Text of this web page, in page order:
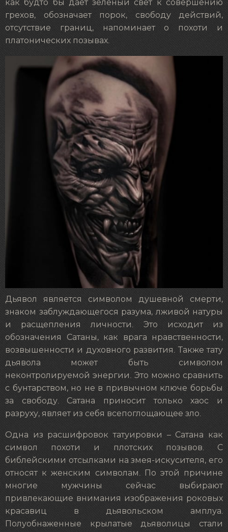
как будто бы дает зеленый свет к совершению
грехов, обозначает порок, свободу действий,
отсутствие границ, напоминает о похоти и
платонических позывах.
Дьявол является символом душевной смерти,
знаком заблуждающегося разума, лживой натуры
и расщепления личности. Это исходит из
обозначения Сатаны, как врага нравственности,
возвышенности и духовного развития. Также тату
дьявола может быть символом
неконтролируемой энергии. Это можно сравнить
с бунтарством, но не в привычном ключе борьбы
за свободу. Сатана приносит только хаос и
разруху, являет из себя всепоглощающее зло.
Одна из расшифровок татуировки – Сатана как
символ похоти и плотских позывов. С
библейскими отсылками на змея-искусителя, его
относят к женским символам. По этой причине
многие мужчины сейчас выбирают
привлекающие внимания изображения роковых
красавиц в дьявольском амплуа.
Полуобнаженные крылатые дьяволицы стали